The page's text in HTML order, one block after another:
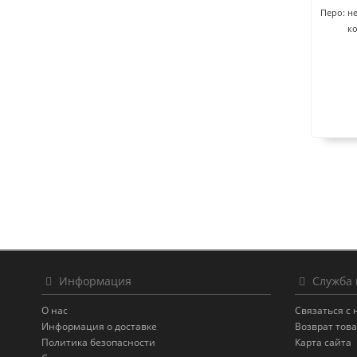
Перо:
Информация
О нас
Информация о доставке
Политика безопасности
Служба
Связаться с
Возврат
Карта сайта